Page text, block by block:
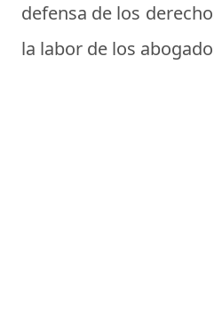
defensa de los
la labor de los